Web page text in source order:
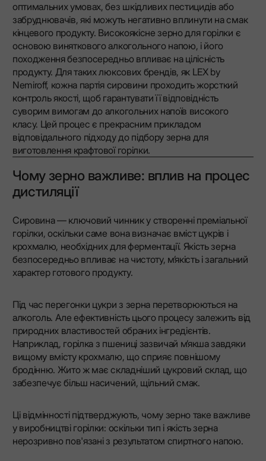
оптимальних умовах, без шкідливих пестицидів або
забруднювачів, які можуть негативно вплинути на смак
кінцевого продукту. Високоякісне зерно для горілки є
основою виняткового алкогольного напою, і його
походження безпосередньо впливає на цілісність
продукту. Для таких люксових брендів, як LEX by
Nemiroff, кожна партія сировини проходить жорсткий
контроль якості, щоб гарантувати її відповідність
суворим вимогам до алкогольних напоїв високого
класу. Цей процес є прекрасним прикладом
відповідального підходу до підбору зерна для
виготовлення крафтової горілки.
Чому зерно важливе: вплив на процес
дистиляції
Сировина — ключовий чинник у створенні преміальної
горілки, оскільки саме вона визначає вміст цукрів і
крохмалю, необхідних для ферментації. Якість зерна
безпосередньо впливає на чистоту, м’якість і загальний
характер готового продукту.
Під час перегонки цукри з зерна перетворюються на
алкоголь. Але ефективність цього процесу залежить від
природних властивостей обраних інгредієнтів.
Наприклад, горілка з пшениці зазвичай м’якша завдяки
вищому вмісту крохмалю, що сприяє повнішому
бродінню. Жито ж має складніший цукровий склад, що
забезпечує більш насичений, щільний смак.
Ці відмінності підтверджують, чому зерно таке важливе
у виробництві горілки: оскільки тип і якість зерна
нерозривно пов'язані з результатом спиртного напою.